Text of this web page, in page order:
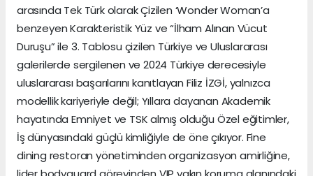
arasında Tek Türk olarak Çizilen ‘Wonder Woman’a
benzeyen Karakteristik Yüz ve “İlham Alınan Vücut
Duruşu” ile 3. Tablosu çizilen Türkiye ve Uluslararası
galerilerde sergilenen ve 2024 Türkiye derecesiyle
uluslararası başarılarını kanıtlayan Filiz İZGİ, yalnızca
modellik kariyeriyle değil; Yıllara dayanan Akademik
hayatında Emniyet ve TSK almış olduğu Özel eğitimler,
İş dünyasındaki güçlü kimliğiyle de öne çıkıyor. Fine
dining restoran yönetiminden organizasyon amirliğine,